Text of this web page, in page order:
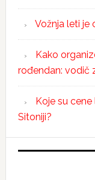
Vožnja leti je
Kako
rođendan: vodič
Koje su
Sitoniji?